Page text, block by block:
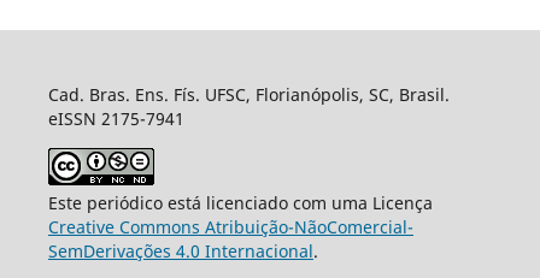
Cad. Bras. Ens. Fís. UFSC, Florianópolis, SC, Brasil.
eISSN 2175-7941
Este periódico está licenciado com uma Licença
Creative Commons Atribuição-NãoComercial-
SemDerivações 4.0 Internacional.